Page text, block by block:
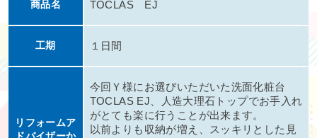
商品名 TOCLAS EJ
工期 １日間
リフォームア
今回Ｙ様にお選びいただいた洗面化粧台
TOCLAS EJ、人造大理石トップでお手入れ
がとても楽に行うことが出来ます。
以前よりも収納が増え、スッキリとした見